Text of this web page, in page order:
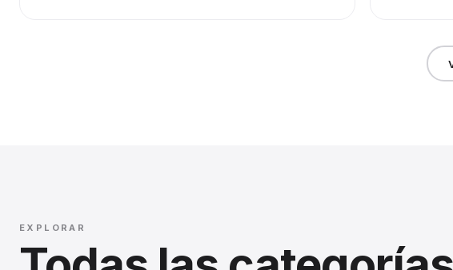
EXPLORAR